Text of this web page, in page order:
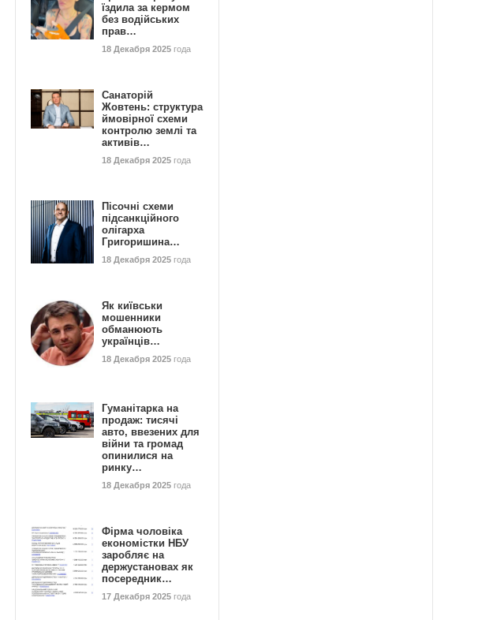
їздила за кермом
без водійських
прав…
18 Декабря 2025 года
Санаторій
Жовтень: структура
ймовірної схеми
контролю землі та
активів…
18 Декабря 2025 года
Пісочні схеми
підсанкційного
олігарха
Григоришина…
18 Декабря 2025 года
Як київськи
мошенники
обманюють
українців…
18 Декабря 2025 года
Гуманітарка на
продаж: тисячі
авто, ввезених для
війни та громад
опинилися на
ринку…
18 Декабря 2025 года
Фірма чоловіка
економістки НБУ
заробляє на
держустановах як
посередник…
17 Декабря 2025 года